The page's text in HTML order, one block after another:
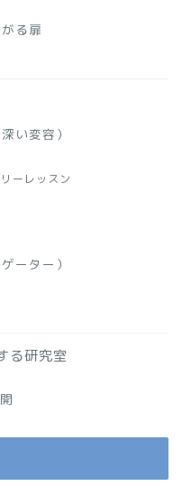
る扉
い変容）
ーレッスン
ーター）
る研究室